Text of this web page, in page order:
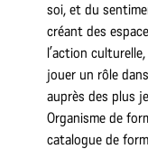
soi, et du
créant des
l’action
jouer un rôle
auprès des plus
Organisme de
catalogue de